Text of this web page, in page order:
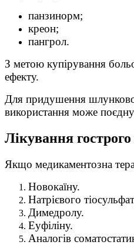
панзинорм;
креон;
пангрол.
З метою купірування
ефекту.
Для придушення
використання може
Лікування
Якщо медикаментозна
Новокаїну.
Натрієвого
Димедролу.
Еуфіліну.
Аналогів